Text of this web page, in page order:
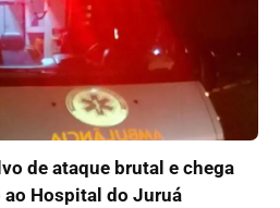
de ataque brutal e chega
Hospital do Juruá